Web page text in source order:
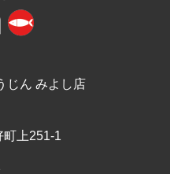
じん みよし店
町上251-1